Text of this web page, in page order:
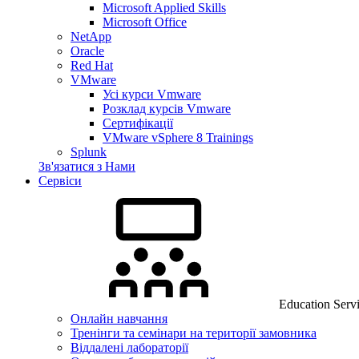
Microsoft Applied Skills
Microsoft Office
NetApp
Oracle
Red Hat
VMware
Усі курси Vmware
Розклад курсів Vmware
Сертифікації
VMware vSphere 8 Trainings
Splunk
Зв'язатися з Нами
Сервіси
Education
Онлайн навчання
Тренінги та семінари на території замовника
Віддалені лабораторії